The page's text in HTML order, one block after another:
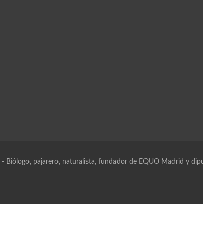
- Biólogo, pajarero, naturalista, fundador de EQUO Madrid y